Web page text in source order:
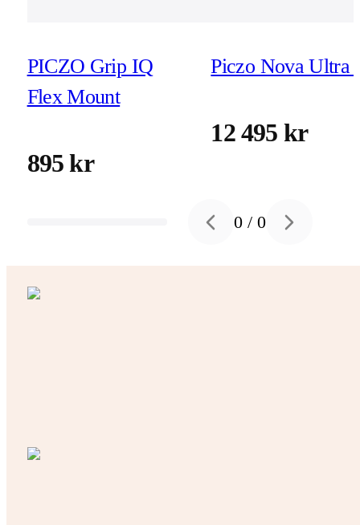
PICZO Grip IQ
Flex Mount
895 kr
Piczo Nova Ultra
12 495 kr
Previous slide
0 /0 Next slide